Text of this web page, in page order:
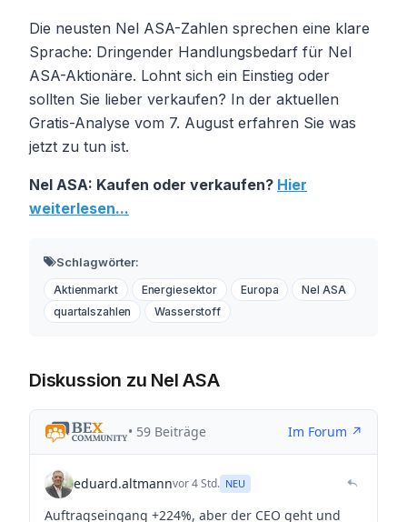
Die neusten Nel ASA-Zahlen sprechen eine klare
Sprache: Dringender Handlungsbedarf für Nel
ASA-Aktionäre. Lohnt sich ein Einstieg oder
sollten Sie lieber verkaufen? In der aktuellen
Gratis-Analyse vom 7. August erfahren Sie was
jetzt zu tun ist.
Nel ASA: Kaufen oder verkaufen? Hier
weiterlesen...
Schlagwörter:
Aktienmarkt Energiesektor Europa
Nel ASA
quartalszahlen
Wasserstoff
Diskussion zu Nel ASA